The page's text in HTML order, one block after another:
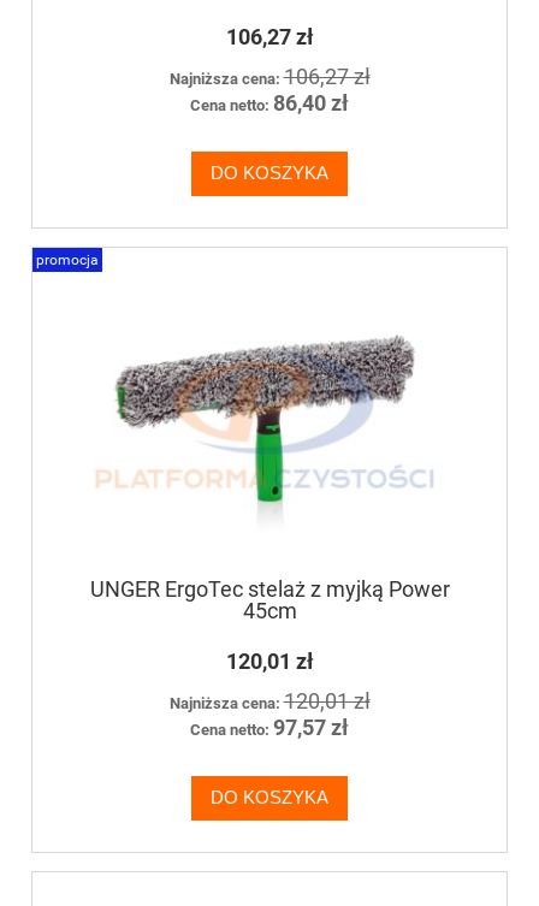
106,27 zł
Najniższa cena:106,27 zł
Cena netto: 86,40 zł
DO KOSZYKA
UNGER ErgoTec stelaż z myjką Power
45cm
120,01 zł
Najniższa cena:120,01 zł
Cena netto: 97,57 zł
DO KOSZYKA
promocja